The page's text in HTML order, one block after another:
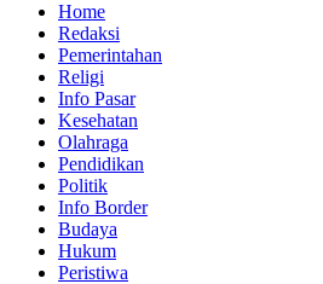
Home
Redaksi
Pemerintahan
Religi
Info Pasar
Kesehatan
Olahraga
Pendidikan
Politik
Info Border
Budaya
Hukum
Peristiwa